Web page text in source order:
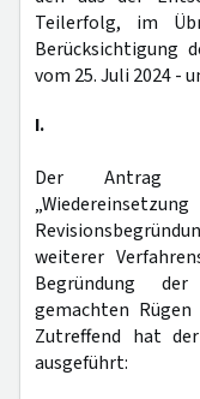
Teilerfolg, im
Berücksichtigung
vom 25. Juli 2024 -
I.
Der Antrag
weiterer
Begründung
gemachten
Zutreffend hat
ausgeführt: